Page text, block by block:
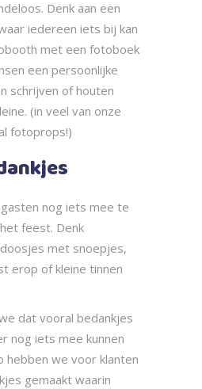
Denk aan een
iedereen iets bij kan
met een fotoboek
een persoonlijke
schrijven of houten
(in veel van onze
fotoprops!)
nog iets mee te
feest. Denk
met snoepjes,
erop of kleine tinnen
dat vooral bedankjes
nog iets mee kunnen
hebben we voor klanten
gemaakt waarin